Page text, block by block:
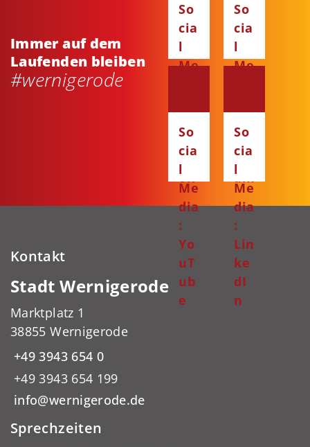
Immer auf dem
Laufenden bleiben
#wernigerode
So
cia
l
Me
ce
bo
ok
So
cia
l
Me
ta
gr
am
So
cia
l
Me
dia
:
Yo
uT
ub
e
So
cia
l
Me
dia
:
Lin
ke
dI
n
Kontakt
Stadt Wernigerode
Marktplatz 1
38855 Wernigerode
+49 3943 654 0
+49 3943 654 199
info@wernigerode.de
Sprechzeiten